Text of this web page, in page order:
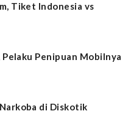
Tiket Indonesia vs
Pelaku Penipuan Mobilnya
di Diskotik